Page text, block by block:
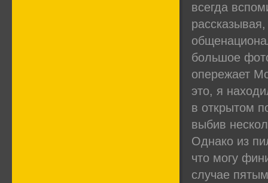
всегда
большое
опережает
это, я
в открытом
выбив
Однако из
что могу
случае